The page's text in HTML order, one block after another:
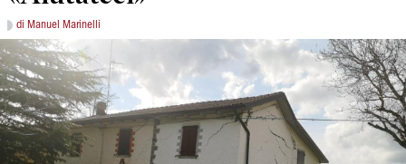
di Manuel Marinelli